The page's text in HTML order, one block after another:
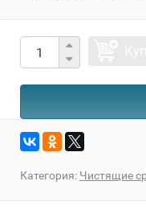
Категория: Чистящие